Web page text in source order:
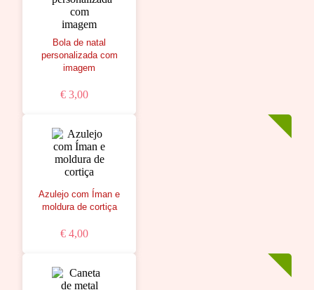
Bola de natal
personalizada com
imagem
€ 3,00
Azulejo com Íman e
moldura de cortiça
€ 4,00